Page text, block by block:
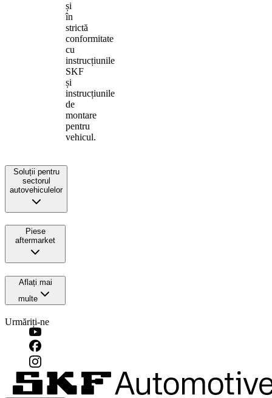
și
în
strictă
conformitate
cu
instrucțiunile
SKF
și
instrucțiunile
de
montare
pentru
vehicul.
Soluții pentru
sectorul
autovehiculelor
Piese
aftermarket
Aflați mai
multe
Urmăriți-ne